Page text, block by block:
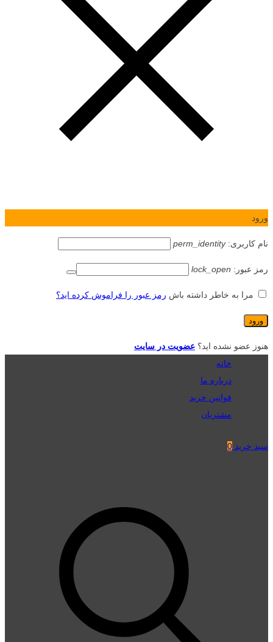
ورود
نام کاربری:perm_identity
رمز عبور: lock_open
مرا به خاطر داشته باش رمز عبور را فراموش کرده اید؟
هنوز عضو نشده اید؟ عضویت در سایت
خانه
درباره ما
قوانین خرید
مشتریان
سبد خرید 0